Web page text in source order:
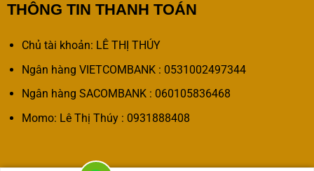
THÔNG TIN THANH TOÁN
Chủ tài khoản: LÊ THỊ THÚY
Ngân hàng VIETCOMBANK : 0531002497344
Ngân hàng SACOMBANK : 060105836468
Momo: Lê Thị Thúy : 0931888408